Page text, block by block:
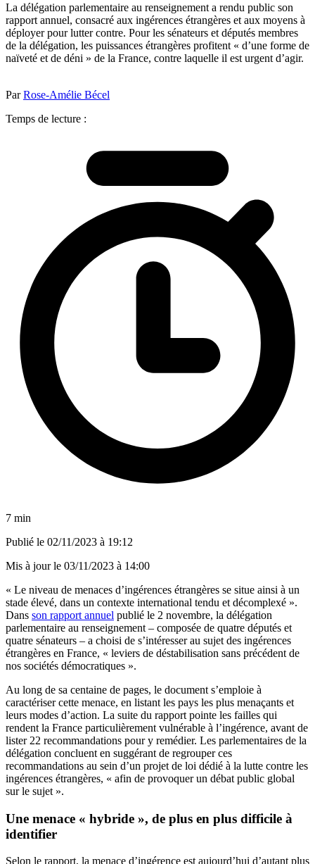
La délégation parlementaire au renseignement a rendu public son
rapport annuel, consacré aux ingérences étrangères et aux moyens à
déployer pour lutter contre. Pour les sénateurs et députés membres
de la délégation, les puissances étrangères profitent « d’une forme de
naïveté et de déni » de la France, contre laquelle il est urgent d’agir.
ParRose-Amélie Bécel
Temps de lecture :
7 min
Publié le 02/11/2023 à 19:12
Mis à jour le 03/11/2023 à 14:00
« Le niveau de menaces d’ingérences étrangères se situe ainsi à un
stade élevé, dans un contexte international tendu et décomplexé ».
Dans son rapport annuel publié le 2 novembre, la délégation
parlementaire au renseignement – composée de quatre députés et
quatre sénateurs – a choisi de s’intéresser au sujet des ingérences
étrangères en France, « leviers de déstabilisation sans précédent de
nos sociétés démocratiques ».
Au long de sa centaine de pages, le document s’emploie à
caractériser cette menace, en listant les pays les plus menaçants et
leurs modes d’action. La suite du rapport pointe les failles qui
rendent la France particulièrement vulnérable à l’ingérence, avant de
lister 22 recommandations pour y remédier. Les parlementaires de la
délégation concluent en suggérant de regrouper ces
recommandations au sein d’un projet de loi dédié à la lutte contre les
ingérences étrangères, « afin de provoquer un débat public global
sur le sujet ».
Une menace « hybride », de plus en plus difficile à
identifier
Selon le rapport, la menace d’ingérence est aujourd’hui d’autant plus